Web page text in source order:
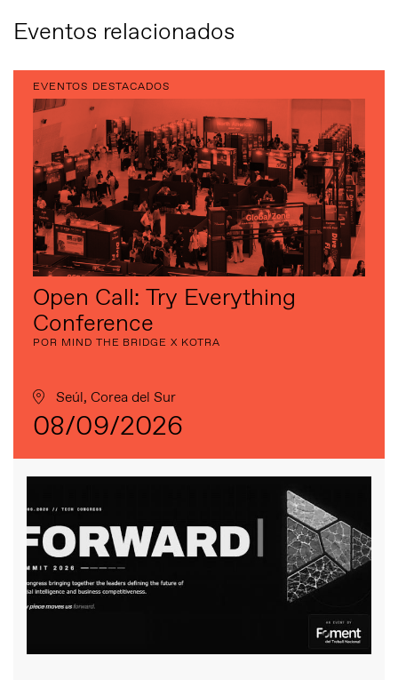
Eventos relacionados
EVENTOS DESTACADOS
Open Call: Try Everything
Conference
POR MIND THE BRIDGE X KOTRA
Seúl, Corea del Sur
08/09/2026